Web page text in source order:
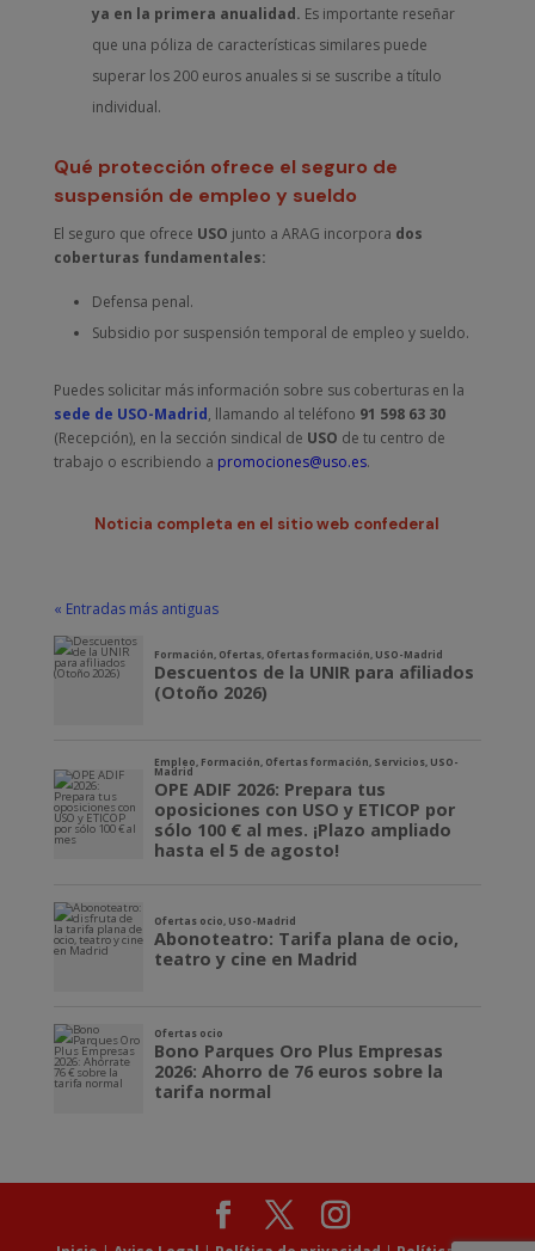
ya en la primera anualidad. Es importante reseñar
que una póliza de características similares puede
superar los 200 euros anuales si se suscribe a título
individual.
Qué protección ofrece el seguro de
suspensión de empleo y sueldo
El seguro que ofrece USO junto a ARAG incorpora dos
coberturas fundamentales:
Defensa penal.
Subsidio por suspensión temporal de empleo y sueldo.
Puedes solicitar más información sobre sus coberturas en la
sede de USO-Madrid, llamando al teléfono 91 598 63 30
(Recepción), en la sección sindical de USO de tu centro de
trabajo o escribiendo a promociones@uso.es.
Noticia completa en el sitio web confederal
« Entradas más antiguas